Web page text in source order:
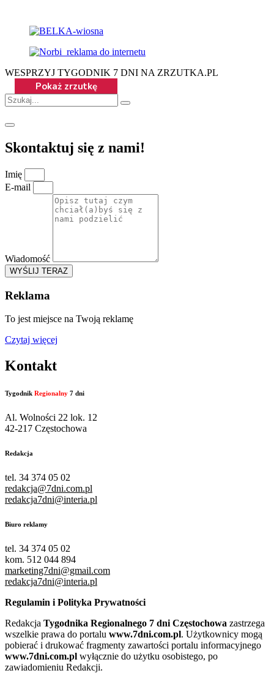
WESPRZYJ TYGODNIK 7 DNI NA ZRZUTKA.PL
Skontaktuj się z nami!
Imię
E-mail
Wiadomość
WYŚLIJ TERAZ
Reklama
To jest miejsce na Twoją reklamę
Czytaj więcej
Kontakt
Tygodnik Regionalny 7 dni
Al. Wolności 22 lok. 12
42-217 Częstochowa
Redakcja
tel. 34 374 05 02
redakcja@7dni.com.pl
redakcja7dni@interia.pl
Biuro reklamy
tel. 34 374 05 02
kom. 512 044 894
marketing7dni@gmail.com
redakcja7dni@interia.pl
Regulamin i Polityka Prywatności
Redakcja Tygodnika Regionalnego 7 dni Częstochowa zastrzega
wszelkie prawa do portalu www.7dni.com.pl. Użytkownicy mogą
pobierać i drukować fragmenty zawartości portalu informacyjnego
www.7dni.com.pl wyłącznie do użytku osobistego, po
zawiadomieniu Redakcji.